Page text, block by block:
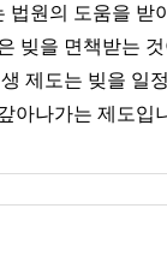
법원의 도움을 받
빚을 면책받는 것
제도는 빚을 일
아나가는 제도입